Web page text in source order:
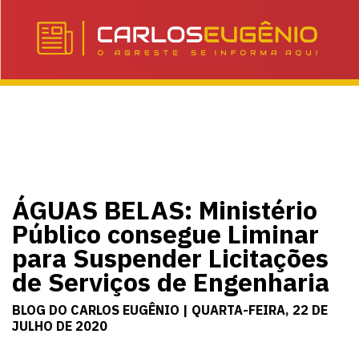
ÁGUAS BELAS: Ministério
Público consegue Liminar
para Suspender Licitações
de Serviços de Engenharia
BLOG DO CARLOS EUGÊNIO | QUARTA-FEIRA, 22 DE
JULHO DE 2020